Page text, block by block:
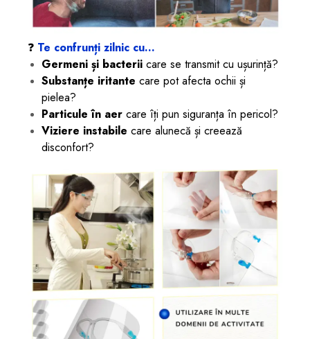
❓ Te confrunți zilnic cu…
Germeni și bacterii care se transmit cu ușurință?
Substanțe iritante care pot afecta ochii și
pielea?
Particule în aer care îți pun siguranța în pericol?
Viziere instabile care alunecă și creează
disconfort?